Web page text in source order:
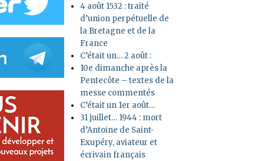
4 août 1532 : traité
d’union perpétuelle de
la Bretagne et de la
France
C’était un… 2 août :
10e dimanche après la
Pentecôte – textes de la
messe commentés
C’était un 1er août…
31 juillet… 1944 : mort
d’Antoine de Saint-
Exupéry, aviateur et
écrivain français